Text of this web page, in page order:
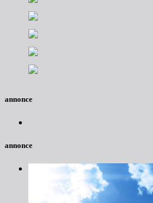
annonce
annonce